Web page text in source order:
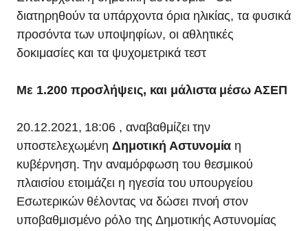
διατηρηθούν τα υπάρχοντα όρια ηλικίας, τα φυσικά
προσόντα των υποψηφίων, οι αθλητικές
δοκιμασίες και τα ψυχομετρικά τεστ
Με 1.200 προσλήψεις, και μάλιστα μέσω ΑΣΕΠ
20.12.2021, 18:06 , αναβαθμίζει την
υποστελεχωμένηΔημοτική Αστυνομία η
κυβέρνηση. Την αναμόρφωση του θεσμικού
πλαισίου ετοιμάζει η ηγεσία του υπουργείου
Εσωτερικών θέλοντας να δώσει πνοή στον
υποβαθμισμένο ρόλο της Δημοτικής Αστυνομίας